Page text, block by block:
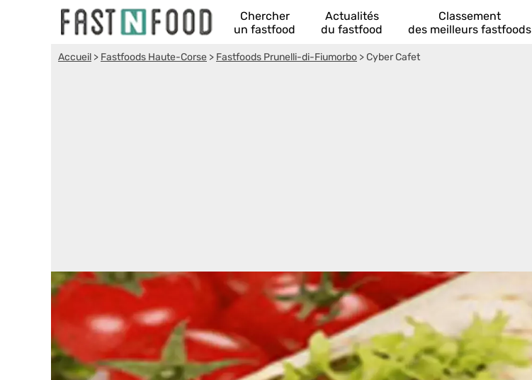
Chercher
un fastfood
Actualités
du fastfood
Classement
des meilleurs fastfoods
Accueil > Fastfoods Haute-Corse > Fastfoods Prunelli-di-Fiumorbo >Cyber Cafet